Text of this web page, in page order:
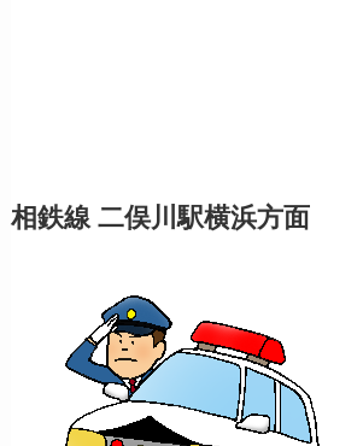
相鉄線 二俣川駅横浜方面